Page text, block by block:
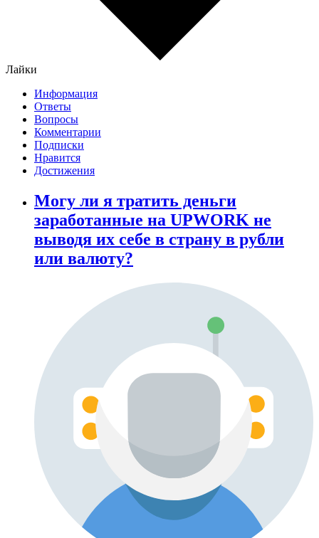
Лайки
Информация
Ответы
Вопросы
Комментарии
Подписки
Нравится
Достижения
Могу ли я тратить деньги
заработанные на UPWORK не
выводя их себе в страну в рубли
или валюту?